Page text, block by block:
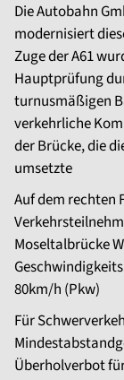
Die Autobahn
modernisiert
Zuge der A61
Hauptprüfung
turnusmäßigen
verkehrliche
der Brücke, die
umsetzte
Auf dem rechten
Moseltalbrücke
80km/h (Pkw)
Für
Überholverbot